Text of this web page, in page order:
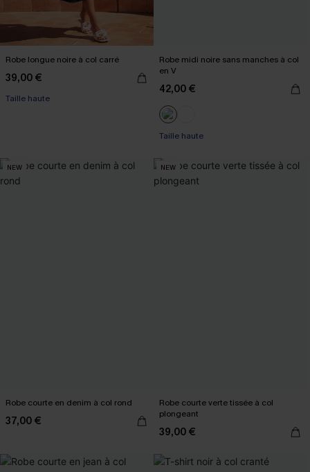
Robe longue noire à col carré
39,00 €
Taille haute
Robe midi noire sans manches à col
en V
42,00 €
Taille haute
NEW
Robe courte en denim à col rond
37,00 €
NEW
Robe courte verte tissée à col
plongeant
39,00 €